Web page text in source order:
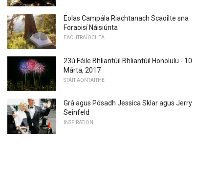
Eolas Campála Riachtanach Scaoilte sna
Foraoisí Náisiúnta
EACHTRAÍOCHTA
23ú Féile Bhliantúil Bhliantúil Honolulu - 10
Márta, 2017
STÁIT AONTAITHE
Grá agus Pósadh Jessica Sklar agus Jerry
Seinfeld
INSPIRATION